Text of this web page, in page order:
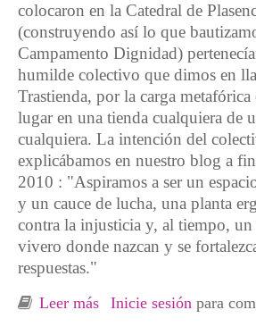
colocaron en la Catedral de
(construyendo así lo que
Campamento Dignidad)
humilde colectivo que dimos en
Trastienda, por la carga metafórica
lugar en una tienda cualquiera de
cualquiera. La intención del
explicábamos en nuestro blog a
2010 : "Aspiramos a ser un
y un cauce de lucha, una planta
contra la injusticia y, al tiempo,
vivero donde nazcan y se
respuestas."
Leer más sobre Comienza a
Inicie sesión para